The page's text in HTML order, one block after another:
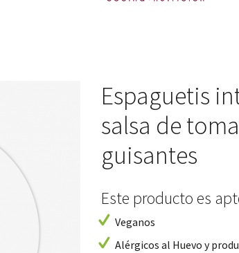
Espaguetis
salsa de
guisantes
Este producto es
Veganos
Alérgicos al Huevo y